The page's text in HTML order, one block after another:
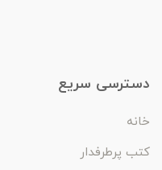
دسترسی سریع
خانه
کتب پرطرفدار